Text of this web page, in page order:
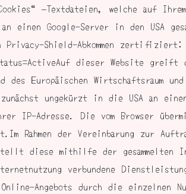
–Textdateien, welche auf
einen Google-Server in den USA
Shield-Abkommen zertifiziert:
dieser Website
Europäischen Wirtschaftsraum
ungekürzt in die USA an
IP-Adresse. Die vom Browser
Rahmen der Vereinbarung zur
diese mithilfe der gesammelten
verbundene
Angebots durch die einzelnen